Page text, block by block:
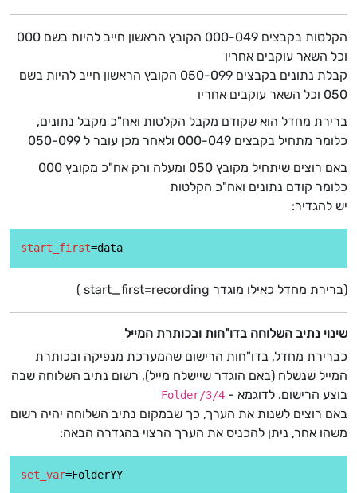
הקלטות בקבצים 000-049 הקובץ הראשון חייב להיות בשם 000
וכל השאר עוקבים אחריו
קבלת נתונים בקבצים 050-099 הקובץ הראשון חייב להיות בשם
050 וכל השאר עוקבים אחריו
ברירת מחדל הוא שקודם מקבל הקלטות ואח"כ מקבל נתונים,
כלומר מתחיל בקבצים 000-049 ולאחר מכן עובר ל 050-099
באם רוצים שיתחיל מקובץ 050 ומעלה ורק אח"כ מקובץ 000
כלומר קודם נתונים ואח"כ הקלטות
יש להגדיר:
start_first
(ברירת מחדל כאילו מוגדר start_first=recording )
שינוי נתיב השלוחה בדו"חות ובכותרת המייל
כברירת מחדל, בדו"חות הרישום שהמערכת מנפיקה ובכותרת
המייל שנשלח (באם הוגדר שיישלח מייל), רשום נתיב השלוחה שבה
בוצע הרישום. לדוגמא - Folder/3/4
באם רוצים לשנות את הערך, כך שבמקום נתיב השלוחה יהיה רשום
משהו אחר, ניתן להכניס את הערך הרצוי בהגדרה הבאה:
set_var